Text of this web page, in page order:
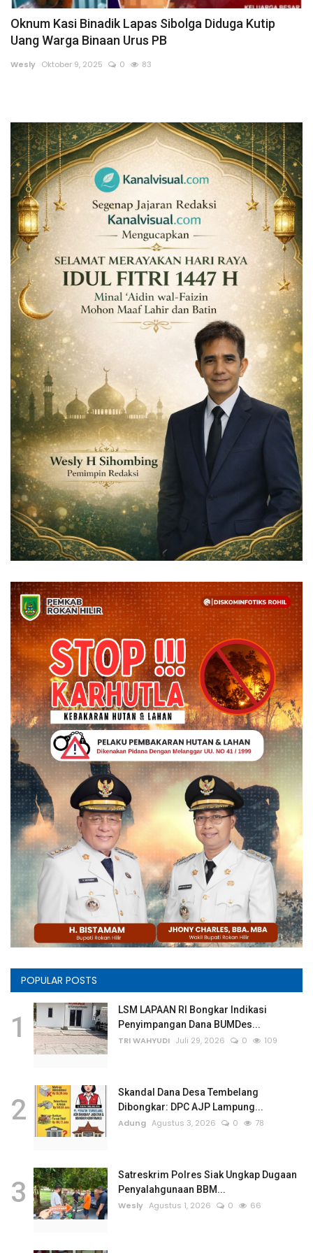
Sumsel
Kalbar
News
Jawa Barat
Riau
Bisnis
Jambi
Kaltim
Dunia
Artikel
Ekonomi
Olahraga
Hukum
Nasional
Otomotif
Umum
Gallery
Politik
Daerah
Sumbar
Kepri
Pariwisata
Sulawesi Utara (Sulut)
Pendidikan
Opini
Rubrik
Lampung
Oknum Kasi Binadik Lapas Sibolga Diduga Kutip
Uang Warga Binaan Urus PB
Wesly Oktober 9, 2025 0 83
POPULAR POSTS
1
LSM LAPAAN RI Bongkar Indikasi
Penyimpangan Dana BUMDes...
TRI WAHYUDI Juli 29, 2026 0 109
2
Skandal Dana Desa Tembelang
Dibongkar: DPC AJP Lampung...
Adung Agustus 3, 2026 0 78
3
Satreskrim Polres Siak Ungkap Dugaan
Penyalahgunaan BBM...
Wesly Agustus 1, 2026 0 66